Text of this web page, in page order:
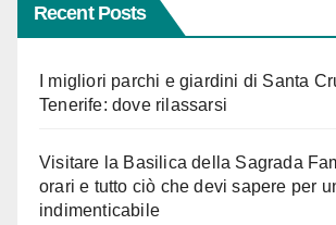
Recent Posts
I migliori parchi e giardini di Santa
Tenerife: dove rilassarsi
Visitare la Basilica della Sagrada
orari e tutto ciò che devi sapere per
indimenticabile